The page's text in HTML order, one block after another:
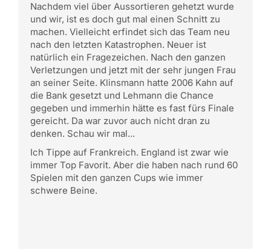
Nachdem viel über Aussortieren gehetzt wurde
und wir, ist es doch gut mal einen Schnitt zu
machen. Vielleicht erfindet sich das Team neu
nach den letzten Katastrophen. Neuer ist
natürlich ein Fragezeichen. Nach den ganzen
Verletzungen und jetzt mit der sehr jungen Frau
an seiner Seite. Klinsmann hatte 2006 Kahn auf
die Bank gesetzt und Lehmann die Chance
gegeben und immerhin hätte es fast fürs Finale
gereicht. Da war zuvor auch nicht dran zu
denken. Schau wir mal...
Ich Tippe auf Frankreich. England ist zwar wie
immer Top Favorit. Aber die haben nach rund 60
Spielen mit den ganzen Cups wie immer
schwere Beine.